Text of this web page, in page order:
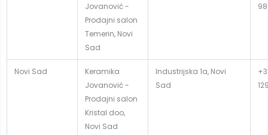
Jovanović -
Prodajni salon
Temerin, Novi
Sad
Novi Sad
Keramika
Jovanović -
Prodajni salon
Kristal doo,
Novi Sad
Industrijska 1a, Novi
Sad